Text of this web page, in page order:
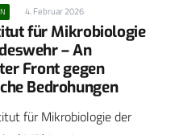
4. Februar 2026
für Mikrobiologie
– An
Front gegen
Bedrohungen
für Mikrobiologie der